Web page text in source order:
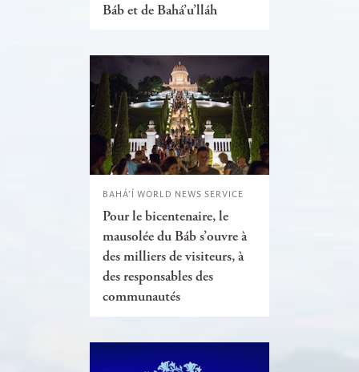
Báb et de Bahá’u’lláh
BAHÁ’Í WORLD NEWS SERVICE
Pour le bicentenaire, le
mausolée du Báb s’ouvre à
des milliers de visiteurs, à
des responsables des
communautés